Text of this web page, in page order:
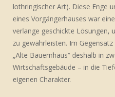
lothringischer Art). Diese Enge
eines Vorgängerhauses war
verlange geschickte Lösungen,
zu gewährleisten. Im
„Alte Bauernhaus“ deshalb in
Wirtschaftsgebäude – in die
eigenen Charakter.